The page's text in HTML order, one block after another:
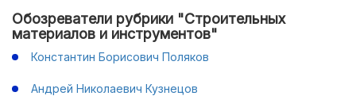
Обозреватели рубрики "Строительных
материалов и инструментов"
Константин Борисович Поляков
Андрей Николаевич Кузнецов